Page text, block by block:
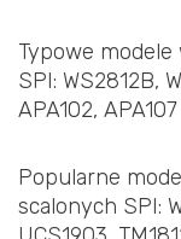
Typowe
SPI: WS2812B,
APA102,
Popularne
scalonych SPI: